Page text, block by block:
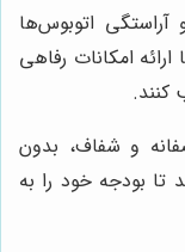
اتوبوس‌ها
امکانات رفاهی
کنند.
و شفاف، بدون
تا بودجه خود را به